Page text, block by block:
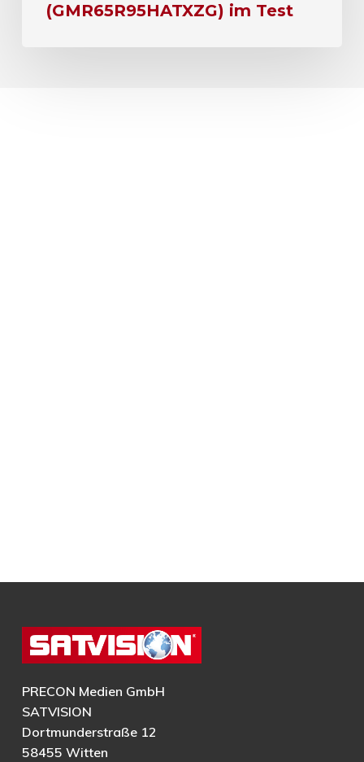
(GMR65R95HATXZG) im Test
PRECON Medien GmbH
SATVISION
Dortmunderstraße 12
58455 Witten